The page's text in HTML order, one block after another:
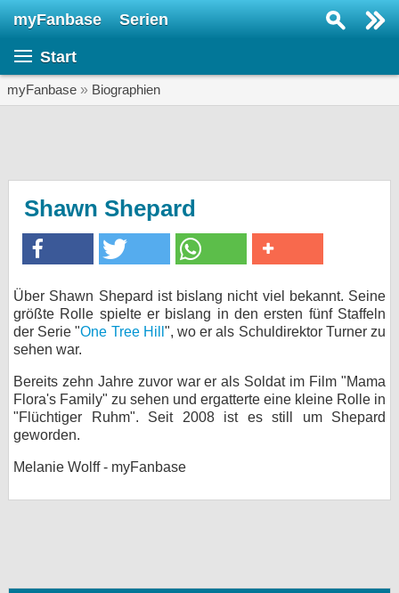
myFanbase Serien
Start
myFanbase » Biographien
Shawn Shepard
Über Shawn Shepard ist bislang nicht viel bekannt. Seine
größte Rolle spielte er bislang in den ersten fünf Staffeln
der Serie "One Tree Hill ", wo er als Schuldirektor Turner zu
sehen war.
Bereits zehn Jahre zuvor war er als Soldat im Film "Mama
Flora's Family" zu sehen und ergatterte eine kleine Rolle in
"Flüchtiger Ruhm". Seit 2008 ist es still um Shepard
geworden.
Melanie Wolff - myFanbase
Veranstaltungen
KULTUR
Specials
SERVICE
Forum
bei X
bei Facebook